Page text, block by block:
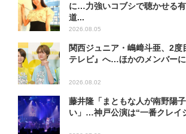
に…力強いコブシで聴かせる
道...
2026.08.05
関西ジュニア・嶋﨑斗亜、2度
テレビ』へ…ほかのメンバー
2026.08.02
藤井隆「まともな人が南野陽
い」…神戸公演は“一番クレイ